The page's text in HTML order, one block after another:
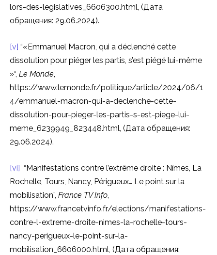
lors-des-legislatives_6606300.html, (Дата
обращения: 29.06.2024).
[v] “«Emmanuel Macron, qui a déclenché cette
dissolution pour piéger les partis, s’est piégé lui-même
»“, Le Monde,
https://www.lemonde.fr/politique/article/2024/06/1
4/emmanuel-macron-qui-a-declenche-cette-
dissolution-pour-pieger-les-partis-s-est-piege-lui-
meme_6239949_823448.html, (Дата обращения:
29.06.2024).
[vi] “Manifestations contre l’extrême droite : Nîmes, La
Rochelle, Tours, Nancy, Périgueux… Le point sur la
mobilisation”, France TV Info,
https://www.francetvinfo.fr/elections/manifestations-
contre-l-extreme-droite-nimes-la-rochelle-tours-
nancy-perigueux-le-point-sur-la-
mobilisation_6606000.html, (Дата обращения: